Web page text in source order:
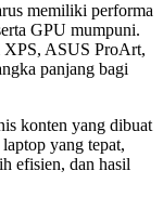
memiliki performa
GPU mumpuni.
ASUS ProArt,
panjang bagi
konten yang dibuat
yang tepat,
efisien, dan hasil